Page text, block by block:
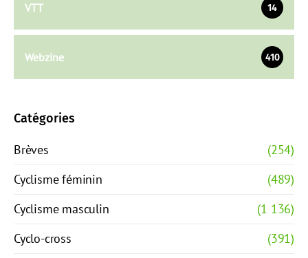
VTT 14
Webzine 410
Catégories
Brèves
(254)
Cyclisme féminin
(489)
Cyclisme masculin
(1 136)
Cyclo-cross
(391)